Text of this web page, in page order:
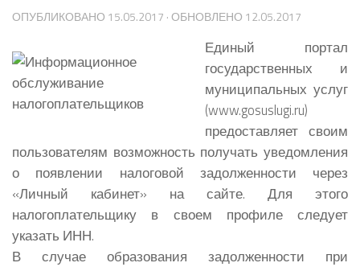
ОПУБЛИКОВАНО 15.05.2017 · ОБНОВЛЕНО 12.05.2017
Единый портал
государственных и
муниципальных услуг
(www.gosuslugi.ru)
предоставляет своим
пользователям возможность получать уведомления
о появлении налоговой задолженности через
«Личный кабинет» на сайте. Для этого
налогоплательщику в своем профиле следует
указать ИНН.
В случае образования задолженности при